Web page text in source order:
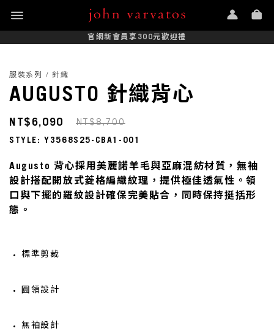
官網新會員享300元歡迎禮
服裝系列 / 針織
AUGUSTO 針織背心
STYLE: Y3568S25-CBA1-001
Augusto 背心採用美麗諾羊毛與亞麻混紡材質，無袖
設計搭配開放式菱格編織紋理，提供極佳透氣性。領
口與下擺的羅紋設計確保完美貼合，同時保持挺括形
態。
標準剪裁
圓領設計
無袖設計
NT$6,090 NT$8,700